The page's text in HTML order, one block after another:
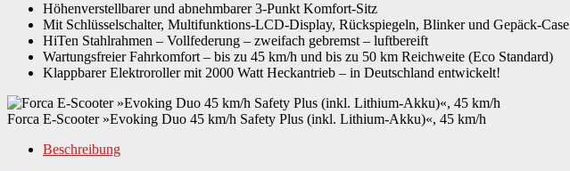
Breite zusammengeklappt 66 cm
Höhenverstellbarer und abnehmbarer 3-Punkt Komfort-Sitz
Mit Schlüsselschalter, Multifunktions-LCD-Display, Rückspiegeln, Blinker und Gepäck-Case
HiTen Stahlrahmen – Vollfederung – zweifach gebremst – luftbereift
Wartungsfreier Fahrkomfort – bis zu 45 km/h und bis zu 50 km Reichweite (Eco Standard)
Klappbarer Elektroroller mit 2000 Watt Heckantrieb – in Deutschland entwickelt!
Forca E-Scooter »Evoking Duo 45 km/h Safety Plus (inkl. Lithium-Akku)«, 45 km/h
Beschreibung